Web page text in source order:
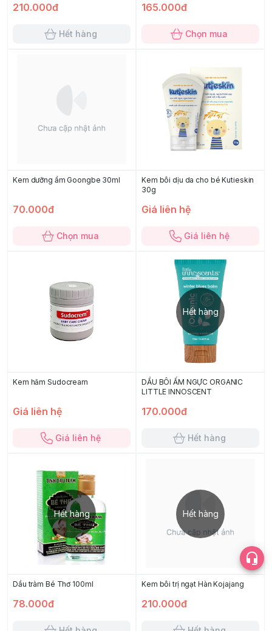
210.000đ
Hết hàng
165.000đ
Chọn mua
Kem dưỡng ẩm Goongbe 30ml
70.000đ
Chọn mua
Kem bôi dịu da cho bé Kutieskin
30g
Giá liên hệ
Giá liên hệ
Kem hăm Sudocream
Giá liên hệ
Giá liên hệ
Hết hàng
DẦU BÔI ẤM NGỰC ORGANIC
LITTLE INNOSCENT
170.000đ
Hết hàng
Hết hàng
Dầu tràm Bé Thơ 100ml
78.000đ
Hết hàng
Kem bôi trị ngạt Hàn Kojajang
210.000đ